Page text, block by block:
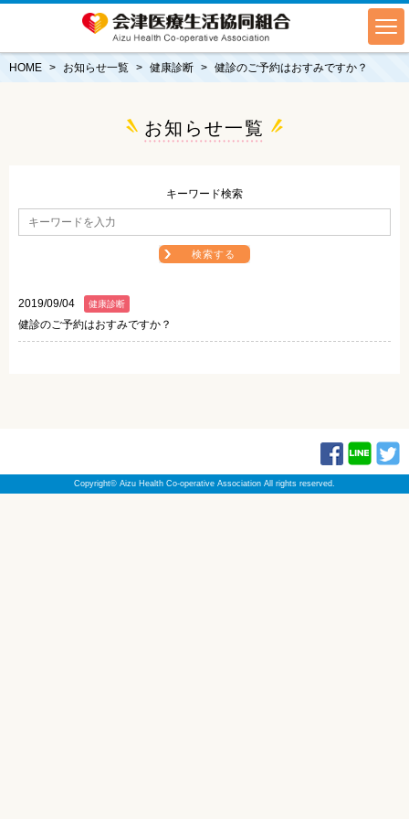
HOME お知らせ一覧 健康診断 健診のご予約はおすみですか？
お知らせ一覧
キーワード検索
検索する
2019/09/04 健康診断
健診のご予約はおすみですか？
Copyright© Aizu Health Co-operative Association All rights reserved.